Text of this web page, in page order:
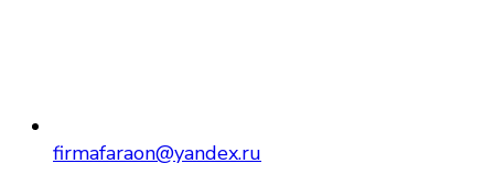
firmafaraon@yandex.ru